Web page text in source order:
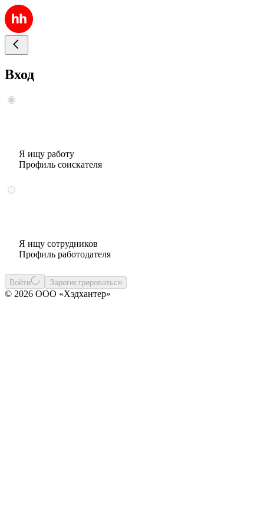
Вход
Я ищу работу
Профиль соискателя
Я ищу сотрудников
Профиль работодателя
Войти Зарегистрироваться
© 2026 ООО «Хэдхантер»